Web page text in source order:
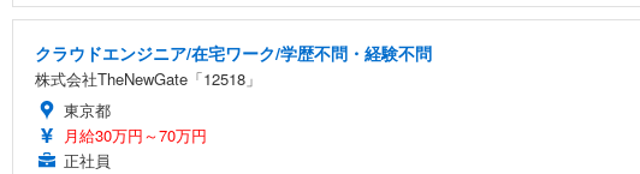
クラウドエンジニア/在宅ワーク/学歴不問・経験不問
株式会社TheNewGate「12518」
東京都
月給30万円～70万円
正社員